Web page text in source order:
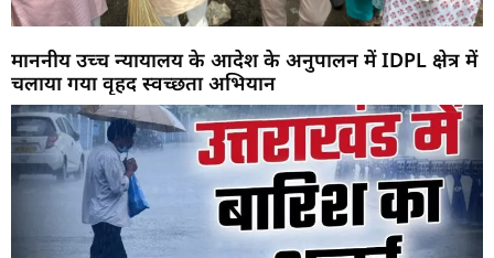
माननीय उच्च न्यायालय के आदेश के अनुपालन में IDPL क्षेत्र में
चलाया गया वृहद स्वच्छता अभियान